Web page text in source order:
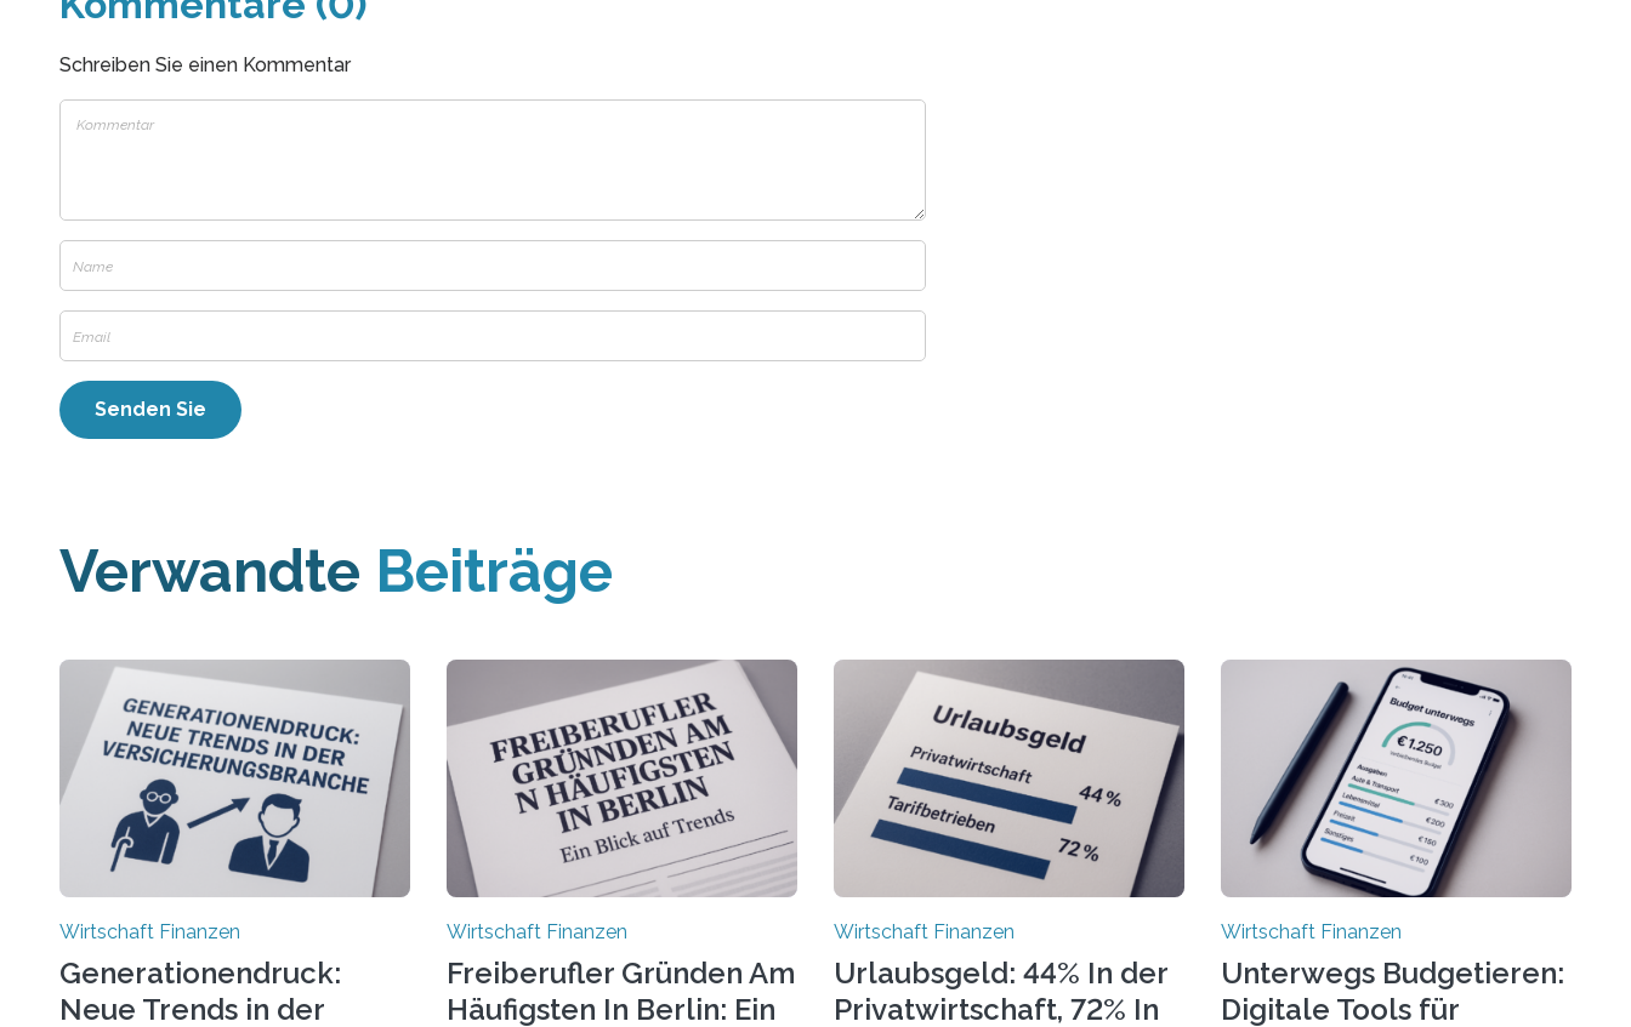
Schreiben Sie einen Kommentar
Verwandte Beiträge
Wirtschaft Finanzen
Generationendruck:
Neue Trends in der
Wirtschaft Finanzen
Freiberufler Gründen Am
Häufigsten In Berlin: Ein
Wirtschaft Finanzen
Urlaubsgeld: 44% In der
Privatwirtschaft, 72% In
Wirtschaft Finanzen
Unterwegs Budgetieren:
Digitale Tools für